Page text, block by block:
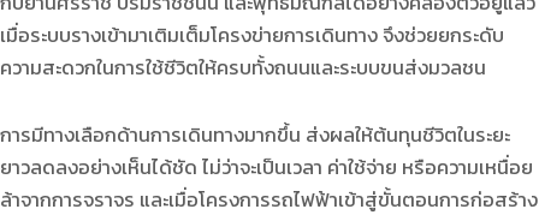
เมื่อระบบรางเข้ามาเติมเต็มโครงข่ายการเดินทาง จึงช่วยยกระดับ
ความสะดวกในการใช้ชีวิตให้ครบทั้งถนนและระบบขนส่งมวลชน
การมีทางเลือกด้านการเดินทางมากขึ้น ส่งผลให้ต้นทุนชีวิตในระยะ
ยาวลดลงอย่างเห็นได้ชัด ไม่ว่าจะเป็นเวลา ค่าใช้จ่าย หรือความเหนื่อย
ล้าจากการจราจร และเมื่อโครงการรถไฟฟ้าเข้าสู่ขั้นตอนการก่อสร้าง